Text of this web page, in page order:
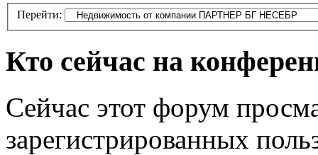
Перейти:
Кто сейчас на
Сейчас этот форум
зарегистрированных